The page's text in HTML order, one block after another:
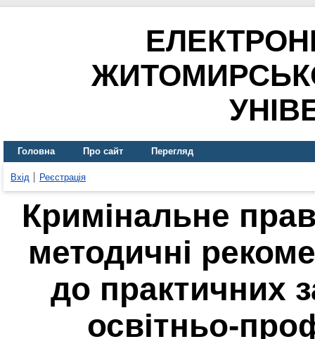
Головна Про сайт Перегляд
Вхід Реєстрація
Кримінальне
методичні
до практичних
освітньо-